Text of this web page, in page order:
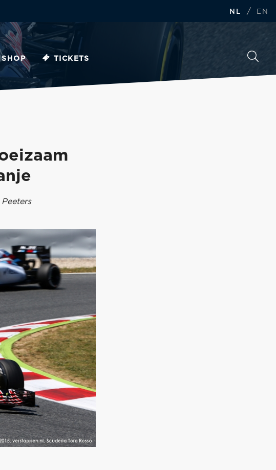
NL / EN
SHOP TICKETS